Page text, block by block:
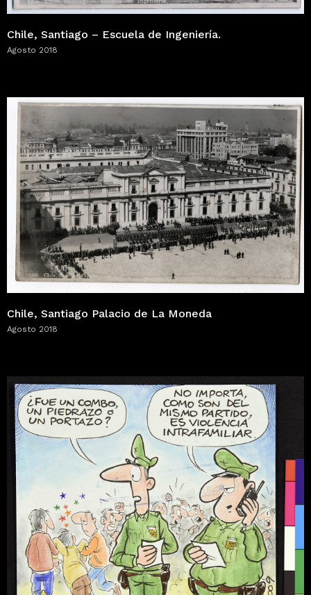
Chile, Santiago – Escuela de Ingeniería.
Agosto 2018
Chile, Santiago Palacio de La Moneda
Agosto 2018